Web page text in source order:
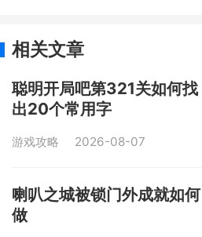
相关文章
聪明开局吧第321关如何找
出20个常用字
游戏攻略 2026-08-07
喇叭之城被锁门外成就如何
做